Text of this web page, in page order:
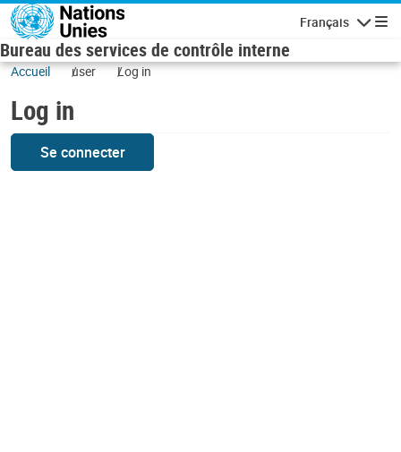
Skip to main content
Français
Bureau des services de contrôle interne
Accueil user Log in
Log in
Se connecter